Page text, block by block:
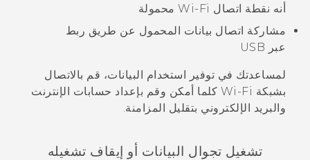
أنه نقطة اتصال Wi-Fi محمولة
مشاركة اتصال بيانات المحمول عن طريق ربط
عبر USB
لمساعدتك في توفير استخدام البيانات، قم بالاتصال
بشبكة Wi‍-Fi كلما أمكن وقم بإعداد حسابات الإنترنت
والبريد الإلكتروني بتقليل المزامنة.
تشغيل تجوال البيانات أو إيقاف تشغيله